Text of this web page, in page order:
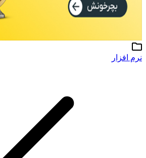
نرم افزار